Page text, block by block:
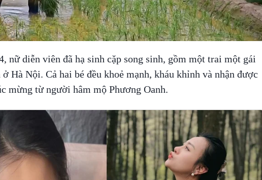
nữ diễn viên đã hạ sinh cặp song sinh, gồm một trai một gái
Hà Nội. Cả hai bé đều khoẻ mạnh, kháu khỉnh và nhận được
mừng từ người hâm mộ Phương Oanh.